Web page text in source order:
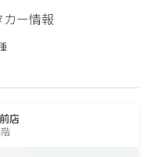
ー情報
店